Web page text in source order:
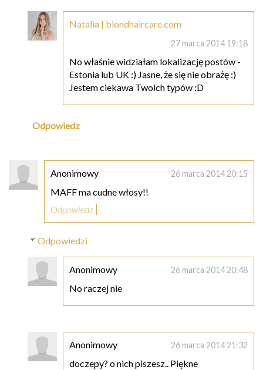
Natalia | blondhaircare.com
27 marca 2014 19:18
No właśnie widziałam lokalizację postów -
Estonia lub UK :) Jasne, że się nie obrażę :)
Jestem ciekawa Twoich typów :D
Odpowiedz
Anonimowy 26 marca 2014 20:15
MAFF ma cudne włosy!!
Odpowiedz
Odpowiedzi
Anonimowy 26 marca 2014 20:48
No raczej nie
Anonimowy 26 marca 2014 21:32
doczepy? o nich piszesz.. Piękne